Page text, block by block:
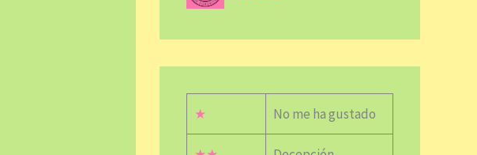
★ No me ha gustado